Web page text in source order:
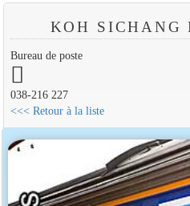
KOH SICHANG
Bureau de poste
038-216 227
<<< Retour à la liste